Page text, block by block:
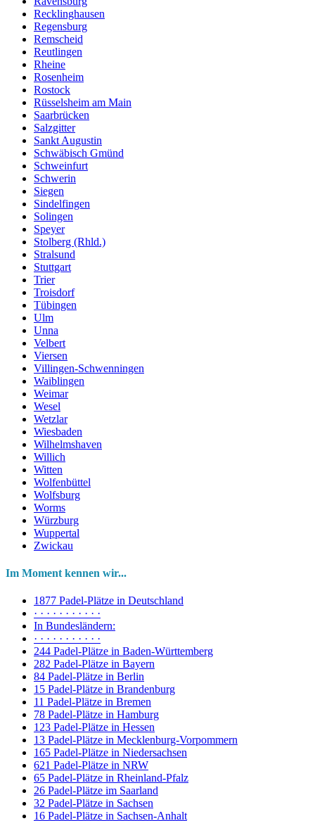
Recklinghausen
Regensburg
Remscheid
Reutlingen
Rheine
Rosenheim
Rostock
Rüsselsheim am Main
Saarbrücken
Salzgitter
Sankt Augustin
Schwäbisch Gmünd
Schweinfurt
Schwerin
Siegen
Sindelfingen
Solingen
Speyer
Stolberg (Rhld.)
Stralsund
Stuttgart
Trier
Troisdorf
Tübingen
Ulm
Unna
Velbert
Viersen
Villingen-Schwenningen
Waiblingen
Weimar
Wesel
Wetzlar
Wiesbaden
Wilhelmshaven
Willich
Witten
Wolfenbüttel
Wolfsburg
Worms
Würzburg
Wuppertal
Zwickau
Im Moment kennen wir...
1877 Padel-Plätze in Deutschland
· · · · · · · · · · ·
In Bundesländern:
· · · · · · · · · · ·
244 Padel-Plätze in Baden-Württemberg
282 Padel-Plätze in Bayern
84 Padel-Plätze in Berlin
15 Padel-Plätze in Brandenburg
11 Padel-Plätze in Bremen
78 Padel-Plätze in Hamburg
123 Padel-Plätze in Hessen
13 Padel-Plätze in Mecklenburg-Vorpommern
165 Padel-Plätze in Niedersachsen
621 Padel-Plätze in NRW
65 Padel-Plätze in Rheinland-Pfalz
26 Padel-Plätze im Saarland
32 Padel-Plätze in Sachsen
16 Padel-Plätze in Sachsen-Anhalt